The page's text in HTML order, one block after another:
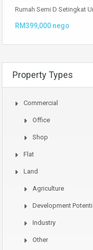
Rumah Semi D Setingkat
RM399,000 nego
Property Types
Commercial
Office
Shop
Flat
Land
Agriculture
Development
Industry
Other